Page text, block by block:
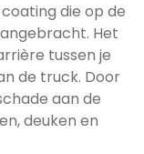
die op de
Het
tussen je
de truck. Door
aan de
deuken en